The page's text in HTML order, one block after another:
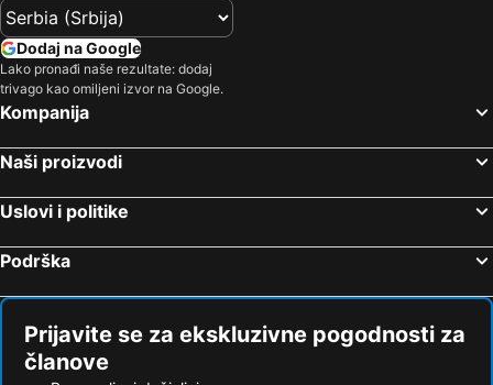
Dodaj na Google
Lako pronađi naše rezultate: dodaj
trivago kao omiljeni izvor na Google.
Kompanija
Naši proizvodi
Uslovi i politike
Podrška
Prijavite se za ekskluzivne pogodnosti za
članove